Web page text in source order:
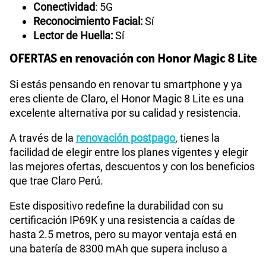
Conectividad: 5G
Reconocimiento Facial:Sí
Lector de Huella:Sí
OFERTAS en renovación con Honor Magic 8 Lite
Si estás pensando en renovar tu smartphone y ya
eres cliente de Claro, el Honor Magic 8 Lite es una
excelente alternativa por su calidad y resistencia.
A través de la renovación postpago, tienes la
facilidad de elegir entre los planes vigentes y elegir
las mejores ofertas, descuentos y con los beneficios
que trae Claro Perú.
Este dispositivo redefine la durabilidad con su
certificación IP69K y una resistencia a caídas de
hasta 2.5 metros, pero su mayor ventaja está en
una batería de 8300 mAh que supera incluso a